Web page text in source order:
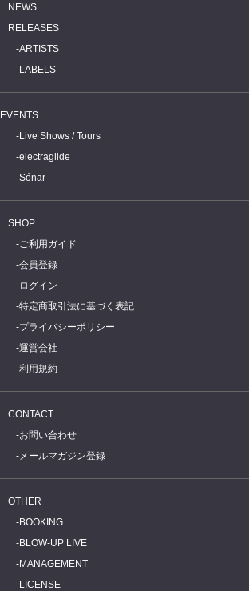
NEWS
RELEASES
ARTISTS
LABELS
EVENTS
Live Shows / Tours
electraglide
Sónar
SHOP
ご利用ガイド
会員登録
ログイン
特定商取引法に基づく表記
プライバシーポリシー
運営会社
利用規約
CONTACT
お問い合わせ
メールマガジン登録
OTHER
BOOKING
BLOW-UP LIVE
MANAGEMENT
LICENSE